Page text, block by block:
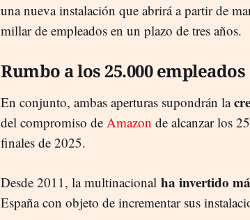
una nueva instalación que abrirá a partir de
millar de empleados en un plazo de tres años.
Rumbo a los 25.000 empleados
En conjunto, ambas aperturas supondrán la
del compromiso de Amazon de alcanzar los
finales de 2025.
Desde 2011, la multinacional ha invertido
España con objeto de incrementar sus